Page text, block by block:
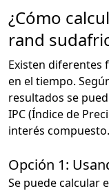
¿Cómo
rand
Existen diferentes
en el tiempo.
resultados se
IPC (Índice de
interés compuesto.
Opción 1:
Se puede calcular